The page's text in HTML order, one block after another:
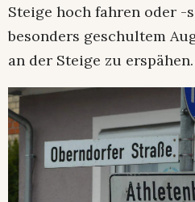
Steige hoch fahren oder -
besonders geschultem
an der Steige zu erspähen.